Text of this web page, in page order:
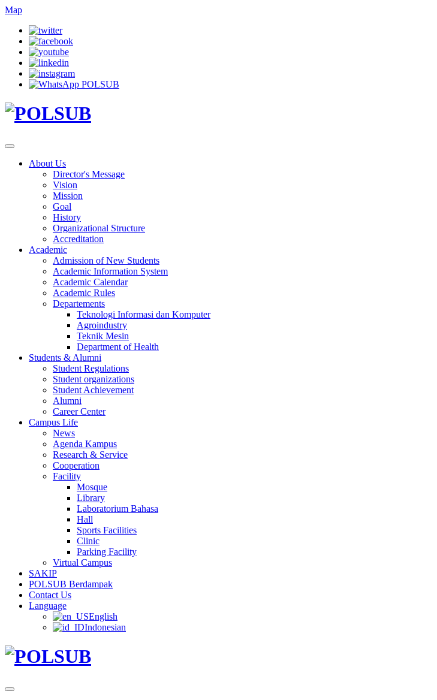
Map
About Us
Director's Message
Vision
Mission
Goal
History
Organizational Structure
Accreditation
Academic
Admission of New Students
Academic Information System
Academic Calendar
Academic Rules
Departements
Teknologi Informasi dan Komputer
Agroindustry
Teknik Mesin
Department of Health
Students & Alumni
Student Regulations
Student organizations
Student Achievement
Alumni
Career Center
Campus Life
News
Agenda Kampus
Research & Service
Cooperation
Facility
Mosque
Library
Laboratorium Bahasa
Hall
Sports Facilities
Clinic
Parking Facility
Virtual Campus
SAKIP
POLSUB Berdampak
Contact Us
Language
English
Indonesian